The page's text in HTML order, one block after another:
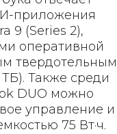
приложения
9 (Series 2),
оперативной
твердотельным
Также среди
DUO можно
управление и
75 Вт·ч.